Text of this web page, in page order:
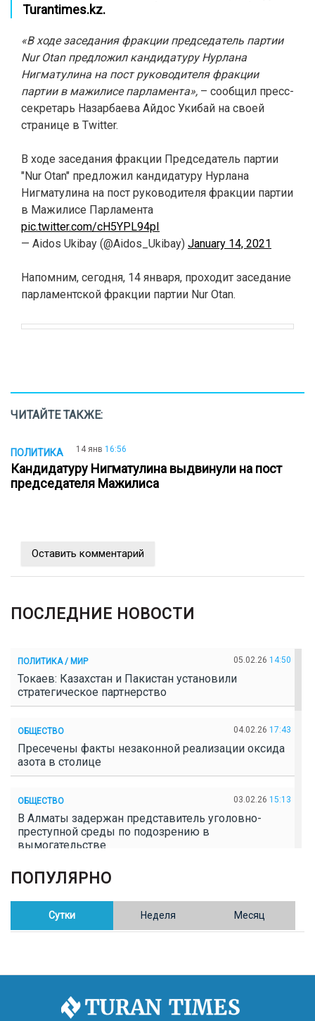
Turantimes.kz.
«В ходе заседания фракции председатель партии
Nur Otan предложил кандидатуру Нурлана
Нигматулина на пост руководителя фракции
партии в мажилисе парламента», – сообщил пресс-
секретарь Назарбаева Айдос Укибай на своей
странице в Twitter.
В ходе заседания фракции Председатель партии
"Nur Otan" предложил кандидатуру Нурлана
Нигматулина на пост руководителя фракции партии
в Мажилисе Парламента
pic.twitter.com/cH5YPL94pI
— Aidos Ukibay (@Aidos_Ukibay) January 14, 2021
Напомним, сегодня, 14 января, проходит заседание
парламентской фракции партии Nur Otan.
ЧИТАЙТЕ ТАКЖЕ:
ПОЛИТИКА 14 янв 16:56
Кандидатуру Нигматулина выдвинули на пост
председателя Мажилиса
Оставить комментарий
ПОСЛЕДНИЕ НОВОСТИ
ПОЛИТИКА / МИР 05.02.26 14:50
Токаев: Казахстан и Пакистан установили
стратегическое партнерство
ОБЩЕСТВО 04.02.26 17:43
Пресечены факты незаконной реализации оксида
азота в столице
ОБЩЕСТВО 03.02.26 15:13
В Алматы задержан представитель уголовно-
преступной среды по подозрению в
вымогательстве
ОБЩЕСТВО
Полицейские пресекли незаконное выращивание
конопли в Таразе
ПОПУЛЯРНО
Сутки Неделя Месяц